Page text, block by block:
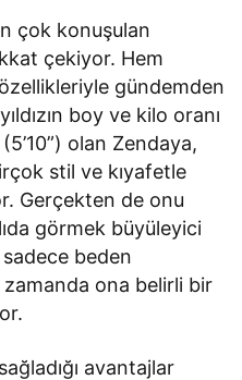
çok konuşulan
çekiyor. Hem
gündemden
boy ve kilo oranı
olan Zendaya,
stil ve kıyafetle
Gerçekten de onu
görmek büyüleyici
beden
zamanda ona belirli bir
avantajlar